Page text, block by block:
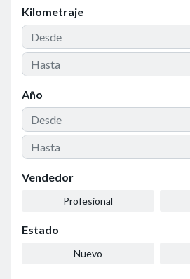
Kilometraje
Año
Vendedor
Profesional
Estado
Nuevo